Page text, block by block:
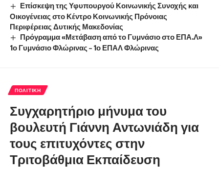
Επίσκεψη της Υφυπουργού Κοινωνικής Συνοχής και
Οικογένειας στο Κέντρο Κοινωνικής Πρόνοιας
Περιφέρειας Δυτικής Μακεδονίας
Πρόγραμμα «Μετάβαση από το Γυμνάσιο στο ΕΠΑ.Λ»
1ο Γυμνάσιο Φλώρινας – 1ο ΕΠΑΛ Φλώρινας
ΠΟΛΙΤΙΚΉ
Συγχαρητήριο μήνυμα του
βουλευτή Γιάννη Αντωνιάδη για
τους επιτυχόντες στην
Τριτοβάθμια Εκπαίδευση